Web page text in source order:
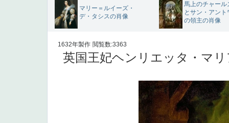
マリー＝ルイーズ・
デ・タシスの肖像
馬上のチャール
とサン・アント
の領主の肖像
1632年製作 閲覧数:3363
英国王妃ヘンリエッタ・マ